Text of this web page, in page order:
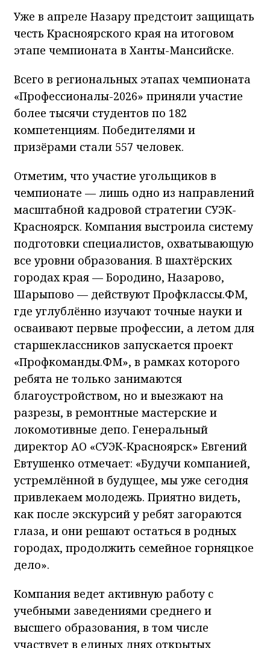
Уже в апреле Назару предстоит защищать
честь Красноярского края на итоговом
этапе чемпионата в Ханты-Мансийске.
Всего в региональных этапах чемпионата
«Профессионалы-2026» приняли участие
более тысячи студентов по 182
компетенциям. Победителями и
призёрами стали 557 человек.
Отметим, что участие угольщиков в
чемпионате — лишь одно из направлений
масштабной кадровой стратегии СУЭК-
Красноярск. Компания выстроила систему
подготовки специалистов, охватывающую
все уровни образования. В шахтёрских
городах края — Бородино, Назарово,
Шарыпово — действуют Профклассы.ФМ,
где углублённо изучают точные науки и
осваивают первые профессии, а летом для
старшеклассников запускается проект
«Профкоманды.ФМ», в рамках которого
ребята не только занимаются
благоустройством, но и выезжают на
разрезы, в ремонтные мастерские и
локомотивные депо. Генеральный
директор АО «СУЭК-Красноярск» Евгений
Евтушенко отмечает: «Будучи компанией,
устремлённой в будущее, мы уже сегодня
привлекаем молодежь. Приятно видеть,
как после экскурсий у ребят загораются
глаза, и они решают остаться в родных
городах, продолжить семейное горняцкое
дело».
Компания ведет активную работу с
учебными заведениями среднего и
высшего образования, в том числе
участвует в единых днях открытых